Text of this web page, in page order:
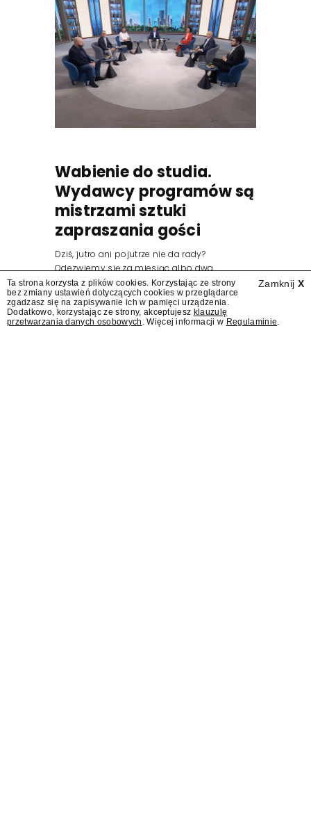
Wabienie do studia.
Wydawcy programów są
mistrzami sztuki
zapraszania gości
Dziś, jutro ani pojutrze nie da rady?
Odezwiemy się za miesiąc albo dwa.
Wydawcy programów są mistrzami sztuki
zapraszania gości.
Zamknij X
Ta strona korzysta z plików cookies. Korzystając ze strony
bez zmiany ustawień dotyczących cookies w przeglądarce
zgadzasz się na zapisywanie ich w pamięci urządzenia.
Dodatkowo, korzystając ze strony, akceptujesz klauzulę
przetwarzania danych osobowych . Więcej informacji w Regulaminie.